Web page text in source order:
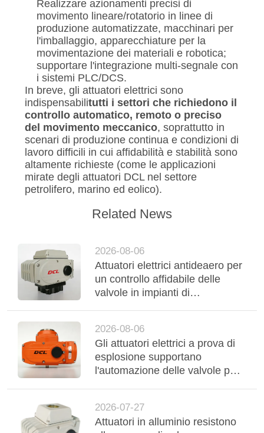
Realizzare azionamenti precisi di
movimento lineare/rotatorio in linee di
produzione automatizzate, macchinari per
l'imballaggio, apparecchiature per la
movimentazione dei materiali e robotica;
supportare l'integrazione multi-segnale con
i sistemi PLC/DCS.
In breve, gli attuatori elettrici sono
indispensabilitutti i settori che richiedono il
controllo automatico, remoto o preciso
del movimento meccanico, soprattutto in
scenari di produzione continua e condizioni di
lavoro difficili in cui affidabilità e stabilità sono
altamente richieste (come le applicazioni
mirate degli attuatori DCL nel settore
petrolifero, marino ed eolico).
Related News
2026-08-06
Attuatori elettrici antideaero per
un controllo affidabile delle
valvole in impianti di
2026-08-06
Gli attuatori elettrici a prova di
esplosione supportano
l'automazione delle valvole per
Latina
2026-07-27
Attuatori in alluminio resistono